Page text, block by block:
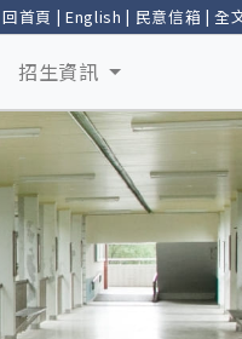
回首頁 | English | 民意信箱 |全
招生資訊